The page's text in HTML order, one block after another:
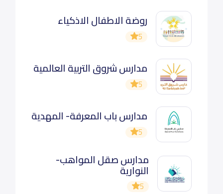
روضة الاطفال الاذكياء
5
مدارس شروق التربية العالمية
5
مدارس باب المعرفة- المهدية
5
مدارس صقل المواهب-
النوارية
5